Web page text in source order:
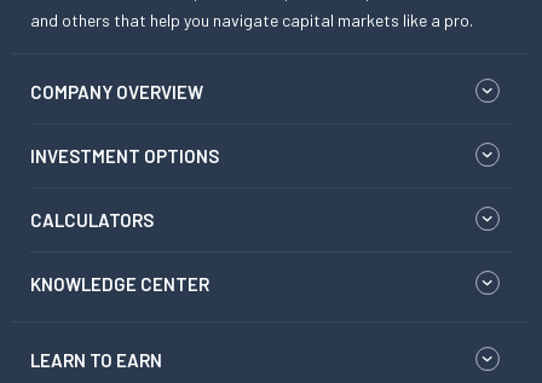
and others that help you navigate capital markets like a pro.
COMPANY OVERVIEW
INVESTMENT OPTIONS
CALCULATORS
KNOWLEDGE CENTER
LEARN TO EARN